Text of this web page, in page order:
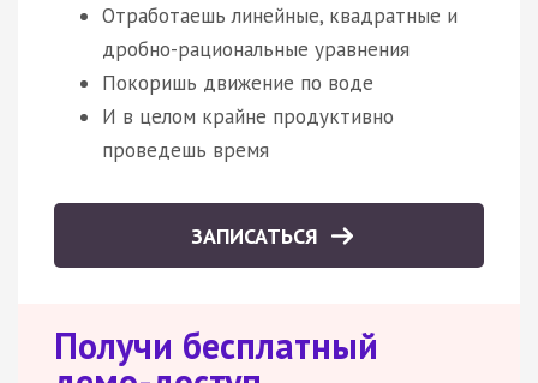
Отработаешь линейные, квадратные и
дробно-рациональные уравнения
Покоришь движение по воде
И в целом крайне продуктивно
проведешь время
ЗАПИСАТЬСЯ
Получи бесплатный